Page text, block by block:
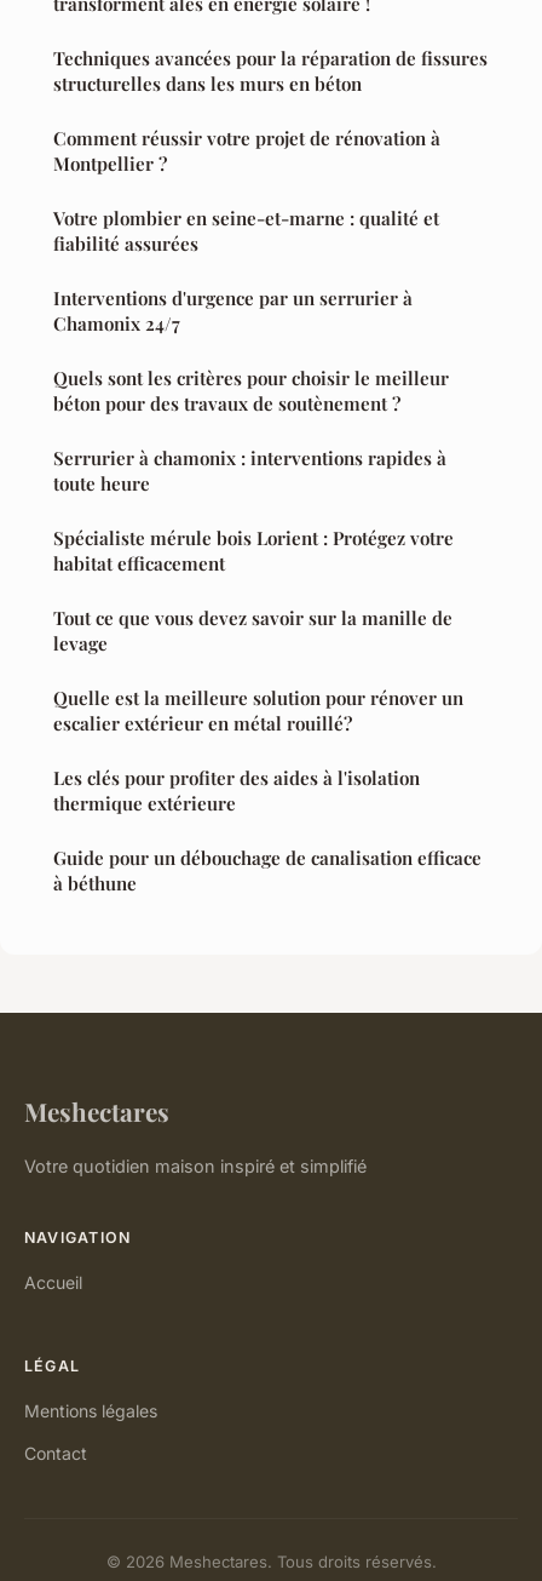
Techniques avancées pour la réparation de fissures
structurelles dans les murs en béton
Comment réussir votre projet de rénovation à
Montpellier ?
Votre plombier en seine-et-marne : qualité et
fiabilité assurées
Interventions d'urgence par un serrurier à
Chamonix 24/7
Quels sont les critères pour choisir le meilleur
béton pour des travaux de soutènement ?
Serrurier à chamonix : interventions rapides à
toute heure
Spécialiste mérule bois Lorient : Protégez votre
habitat efficacement
Tout ce que vous devez savoir sur la manille de
levage
Quelle est la meilleure solution pour rénover un
escalier extérieur en métal rouillé?
Les clés pour profiter des aides à l'isolation
thermique extérieure
Guide pour un débouchage de canalisation efficace
à béthune
Meshectares
Votre quotidien maison inspiré et simplifié
NAVIGATION
Accueil
LÉGAL
Mentions légales
Contact
© 2026 Meshectares. Tous droits réservés.